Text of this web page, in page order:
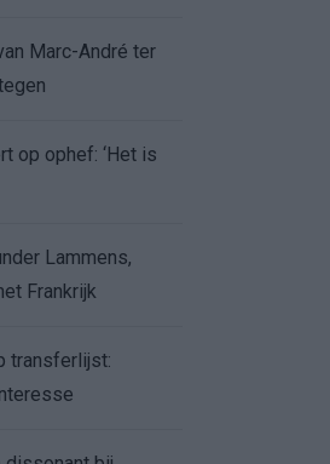
Marc-André ter
op ophef: ‘Het is
Lammens,
Frankrijk
transferlijst: